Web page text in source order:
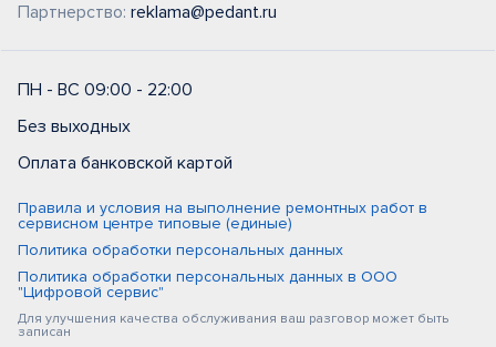
Партнерство: reklama@pedant.ru
ПН - ВС 09:00 - 22:00
Без выходных
Оплата банковской картой
Правила и условия на выполнение ремонтных работ в
сервисном центре типовые (единые)
Политика обработки персональных данных
Политика обработки персональных данных в ООО
"Цифровой сервис"
Для улучшения качества обслуживания ваш разговор может быть
записан